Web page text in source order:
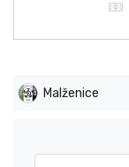
Malženice